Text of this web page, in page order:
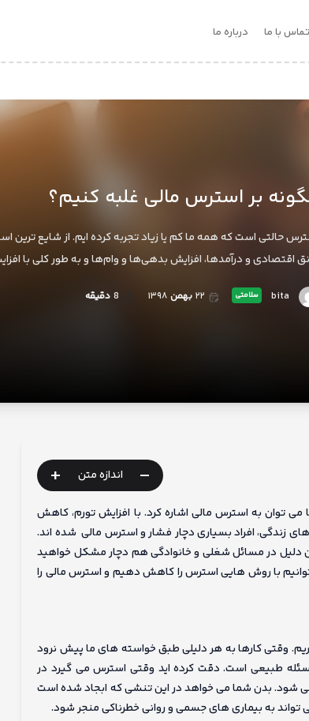
تماس با ما درباره ما
بازی می کنند!
بر استرس مالی غلبه کنیم؟
حالتی است که همه ما کم یا زیاد تجربه کرده ایم. از شایع
اقتصادی و درآمدها، افزایش بدهی‌ها و وام‌ها و به طور کلی با
bita سلامتی ۲۲ بهمن ۱۳۹۸ 8 دقیقه
- اندازه متن +
توان به استرس مالی اشاره کرد. با افزایش تورم، کاهش
زندگی، افراد بسیاری دچار فشار و استرس مالی شده اند.
دلیل در مسائل شغلی و خانوادگی هم دچار مشکل خواهید
با روش هایی استرس را کاهش دهیم و استرس مالی را
وقتی کارها به هر دلیلی طبق خواسته های ما پیش نرود
طبیعی است. دقت کرده اید وقتی استرس می گیرد در
شود. بدن شما می خواهد در این تنشی که ابجاد شده است
تواند به بیماری های جسمی و روانی خطرناکی منجر شود.